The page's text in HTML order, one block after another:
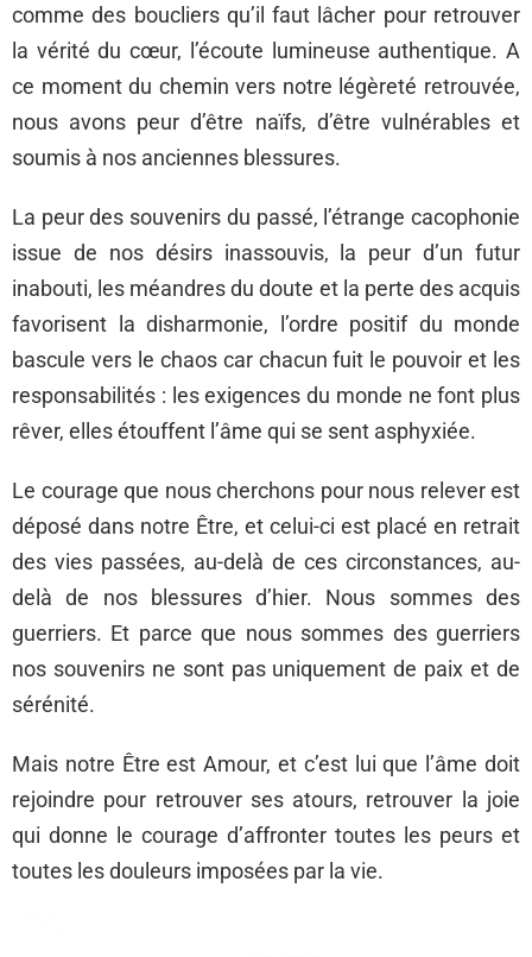
comme des boucliers qu’il faut lâcher pour retrouver
la vérité du cœur, l’écoute lumineuse authentique. A
ce moment du chemin vers notre légèreté retrouvée,
nous avons peur d’être naïfs, d’être vulnérables et
soumis à nos anciennes blessures.
La peur des souvenirs du passé, l’étrange cacophonie
issue de nos désirs inassouvis, la peur d’un futur
inabouti, les méandres du doute et la perte des acquis
favorisent la disharmonie, l’ordre positif du monde
bascule vers le chaos car chacun fuit le pouvoir et les
responsabilités : les exigences du monde ne font plus
rêver, elles étouffent l’âme qui se sent asphyxiée.
Le courage que nous cherchons pour nous relever est
déposé dans notre Être, et celui-ci est placé en retrait
des vies passées, au-delà de ces circonstances, au-
delà de nos blessures d’hier. Nous sommes des
guerriers. Et parce que nous sommes des guerriers
nos souvenirs ne sont pas uniquement de paix et de
sérénité.
Mais notre Être est Amour, et c’est lui que l’âme doit
rejoindre pour retrouver ses atours, retrouver la joie
qui donne le courage d’affronter toutes les peurs et
toutes les douleurs imposées par la vie.